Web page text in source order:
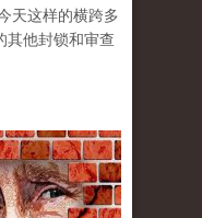
天这样的横跨多
其他封锁和审查